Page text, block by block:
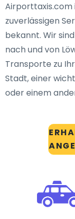
Airporttaxis.com
zuverlässigen
bekannt. Wir
nach und von
Transporte zu
Stadt, einer
oder einem